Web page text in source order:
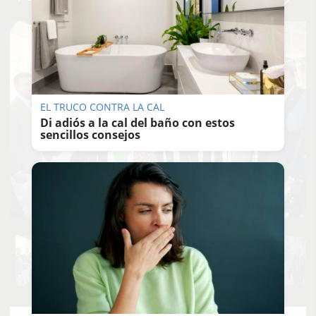
EL TRUCO CONTRA LA CAL
Di adiós a la cal del baño con estos
sencillos consejos